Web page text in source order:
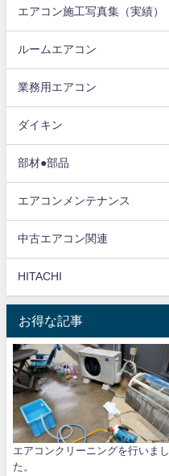
エアコン施工写真集（実績）
ルームエアコン
業務用エアコン
ダイキン
部材●部品
エアコンメンテナンス
中古エアコン関連
HITACHI
お得な記事
エアコンクリーニングを行いまし
た。